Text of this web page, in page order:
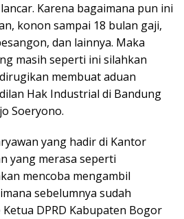
Karena bagaimana pun ini
konon sampai 18 bulan gaji,
dan lainnya. Maka
masih seperti ini silahkan
membuat aduan
Hak Industrial di Bandung
Soeryono.
yang hadir di Kantor
yang merasa seperti
mencoba mengambil
sebelumnya sudah
DPRD Kabupaten Bogor